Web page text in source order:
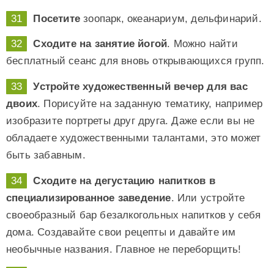
Посетите зоопарк, океанариум, дельфинарий.
Сходите на занятие йогой. Можно найти
бесплатный сеанс для вновь открывающихся групп.
Устройте художественный вечер для вас
двоих. Порисуйте на заданную тематику, например
изобразите портреты друг друга. Даже если вы не
обладаете художественными талантами, это может
быть забавным.
Сходите на дегустацию напитков в
специализированное заведение. Или устройте
своеобразный бар безалкогольных напитков у себя
дома. Создавайте свои рецепты и давайте им
необычные названия. Главное не переборщить!